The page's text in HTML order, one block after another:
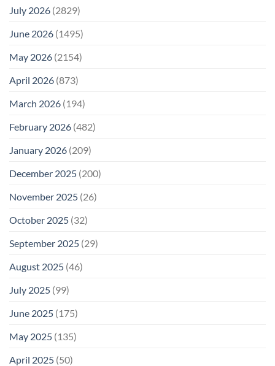
July 2026 (2829)
June 2026 (1495)
May 2026 (2154)
April 2026 (873)
March 2026 (194)
February 2026 (482)
January 2026 (209)
December 2025 (200)
November 2025 (26)
October 2025 (32)
September 2025 (29)
August 2025 (46)
July 2025 (99)
June 2025 (175)
May 2025 (135)
April 2025 (50)